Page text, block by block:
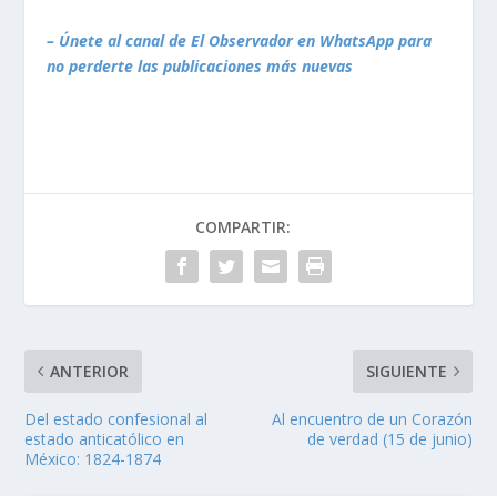
– Únete al canal de El Observador en WhatsApp para
no perderte las publicaciones más nuevas
COMPARTIR:
ANTERIOR
Del estado confesional al
estado anticatólico en
México: 1824-1874
SIGUIENTE
Al encuentro de un Corazón
de verdad (15 de junio)